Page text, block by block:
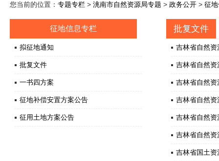
您当前的位置： 专题专栏 > 洮南市自然资源局专题 > 政务公开 > 征
征地信息专栏
拟征地通知
批复文件
一书四方案
征地补偿安置方案公告
征用土地方案公告
批复文件
吉林省自然
吉林省自然
吉林省自然
吉林省自然
吉林省自然
吉林省自然
吉林省国土